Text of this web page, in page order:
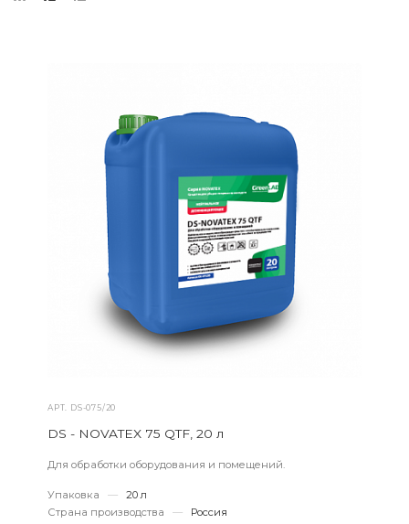
АРТ. DS-075/20
DS - NOVATEX 75 QTF, 20 л
Для обработки оборудования и помещений.
Упаковка —
20 л
Страна производства
— Россия